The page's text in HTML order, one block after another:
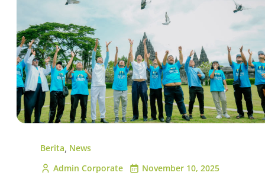
Berita, News
Admin Corporate
November 10, 2025